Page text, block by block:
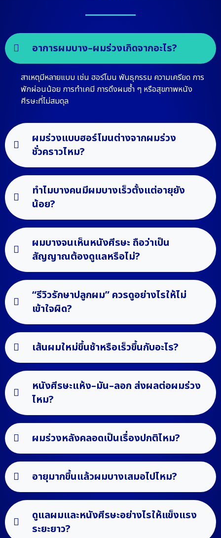
อาการผมบาง–ผมร่วงเกิดจากอะไร?
สาเหตุมีหลายแบบ เช่น ฮอร์โมน พันธุกรรม ความเครียด การ
พักผ่อนน้อย การทำเคมี การดึงผมซ้ำ ๆ หรือสุขภาพหนัง
ศีรษะที่ไม่สมดุล
ผมร่วงแบบฮอร์โมนต่างจากผมร่วง
ชั่วคราวไหม?
ทำไมบางคนมีผมบางเร็วตั้งแต่อายุยัง
น้อย?
ผมบางจนเห็นหนังศีรษะ ถือว่าเป็น
สัญญาณต้องดูแลหรือไม่?
“รีวิวรักษาปลูกผม” ควรดูอย่างไรให้ไม่
เข้าใจผิด?
เส้นผมใหม่ขึ้นช้าหรือเร็วขึ้นกับอะไร?
หนังศีรษะแห้ง–มัน–ลอก ส่งผลต่อผมร่วง
ไหม?
ผมร่วงหลังคลอดเป็นเรื่องปกติไหม?
อายุมากขึ้นแล้วผมบางเสมอไปไหม?
ดูแลผมและหนังศีรษะอย่างไรให้แข็งแรง
ระยะยาว?